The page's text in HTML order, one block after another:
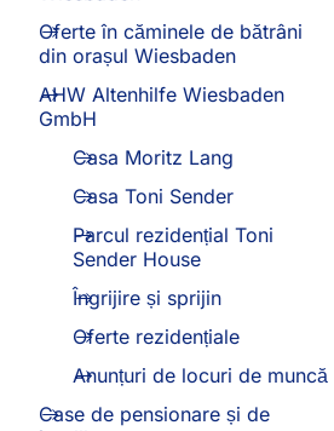
Oferte în căminele de bătrâni
din orașul Wiesbaden
AHW Altenhilfe Wiesbaden
GmbH
Casa Moritz Lang
Casa Toni Sender
Parcul rezidențial Toni
Sender House
Îngrijire și sprijin
Oferte rezidențiale
Anunțuri de locuri de muncă
Case de pensionare și de